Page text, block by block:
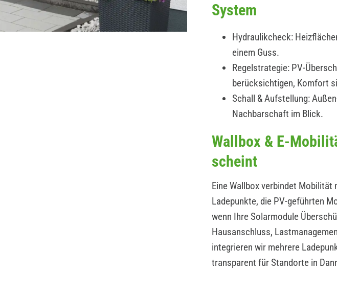
System
Hydraulikcheck:
einem Guss.
Regelstrategie: PV-
berücksichtigen, Komfort
Schall & Aufstellung:
Nachbarschaft im Blick.
Wallbox & E-
scheint
Eine Wallbox verbindet
Ladepunkte, die PV-geführten
wenn Ihre Solarmodule
Hausanschluss,
integrieren wir mehrere
transparent für Standorte in